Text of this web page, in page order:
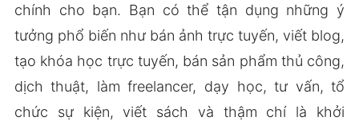
chính cho bạn. Bạn có thể tận dụng những ý
tưởng phổ biến như bán ảnh trực tuyến, viết blog,
tạo khóa học trực tuyến, bán sản phẩm thủ công,
dịch thuật, làm freelancer, dạy học, tư vấn, tổ
chức sự kiện, viết sách và thậm chí là khởi